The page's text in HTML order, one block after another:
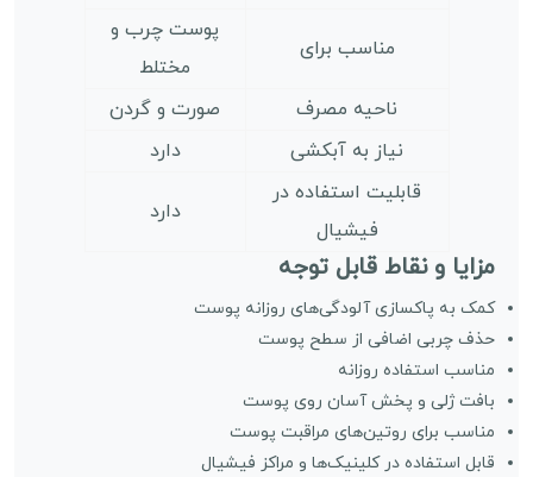
مناسب برای
پوست چرب و
مختلط
ناحیه مصرف
صورت و گردن
نیاز به آبکشی
دارد
قابلیت استفاده در
فیشیال
دارد
مزایا و نقاط قابل توجه
کمک به پاکسازی آلودگی‌های روزانه پوست
حذف چربی اضافی از سطح پوست
مناسب استفاده روزانه
بافت ژلی و پخش آسان روی پوست
مناسب برای روتین‌های مراقبت پوست
قابل استفاده در کلینیک‌ها و مراکز فیشیال